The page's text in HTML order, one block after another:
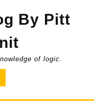
By Pitt
of logic.